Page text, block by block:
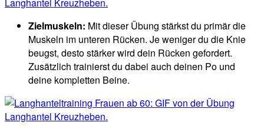
Zielmuskeln: Mit dieser Übung stärkst du primär die
Muskeln im unteren Rücken. Je weniger du die Knie
beugst, desto stärker wird dein Rücken gefordert.
Zusätzlich trainierst du dabei auch deinen Po und
deine kompletten Beine.